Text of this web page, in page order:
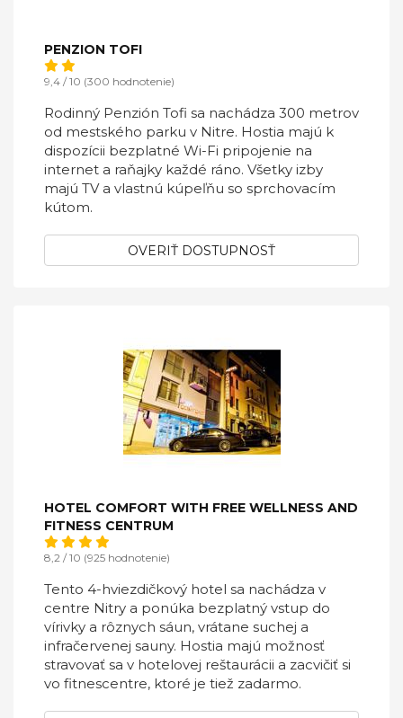
PENZION TOFI
9,4 / 10 (300 hodnotenie)
Rodinný Penzión Tofi sa nachádza 300 metrov
od mestského parku v Nitre. Hostia majú k
dispozícii bezplatné Wi-Fi pripojenie na
internet a raňajky každé ráno. Všetky izby
majú TV a vlastnú kúpeľňu so sprchovacím
kútom.
OVERIŤ DOSTUPNOSŤ
HOTEL COMFORT WITH FREE WELLNESS AND
FITNESS CENTRUM
8,2 / 10 (925 hodnotenie)
Tento 4-hviezdičkový hotel sa nachádza v
centre Nitry a ponúka bezplatný vstup do
vírivky a rôznych sáun, vrátane suchej a
infračervenej sauny. Hostia majú možnosť
stravovať sa v hotelovej reštaurácii a zacvičiť si
vo fitnescentre, ktoré je tiež zadarmo.